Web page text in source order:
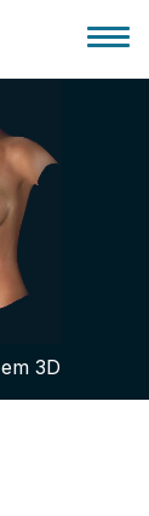
em 3D